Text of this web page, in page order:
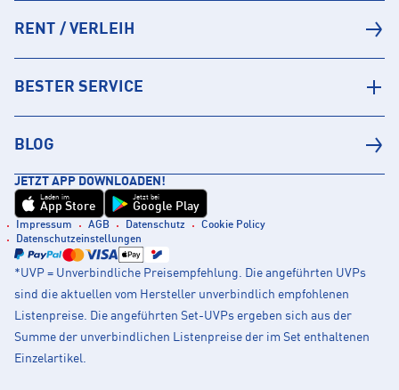
RENT / VERLEIH
BESTER SERVICE
BLOG
JETZT APP DOWNLOADEN!
Laden im
App Store
Jetzt bei
Google Play
Impressum AGB Datenschutz
Cookie Policy
Datenschutzeinstellungen
*UVP = Unverbindliche Preisempfehlung. Die angeführten UVPs
sind die aktuellen vom Hersteller unverbindlich empfohlenen
Listenpreise. Die angeführten Set-UVPs ergeben sich aus der
Summe der unverbindlichen Listenpreise der im Set enthaltenen
Einzelartikel.